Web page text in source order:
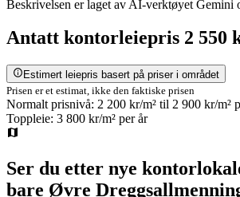
Beskrivelsen er laget av AI-verktøyet Gemini
Antatt kontorleiepris 2 550
Estimert leiepris basert på priser i området
Prisen er et estimat, ikke den faktiske prisen
Normalt prisnivå: 2 200 kr/m² til 2 900 kr/m²
Toppleie: 3 800 kr/m² per år
Ser du etter nye
bare Øvre